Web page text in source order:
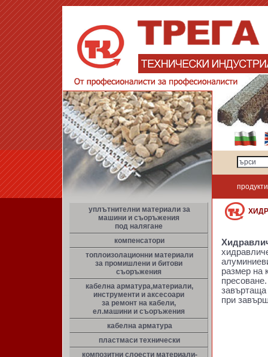
продукти
уплътнителни материали за
машини и съоръжения
под налягане
компенсатори
топлоизолационни материали
за промишлени и битови
съоръжения
кабелна арматура,материали,
инструменти и аксесоари
за ремонт на кабели,
ел.машини и съоръжения
кабелна арматура
пластмаси технически
композитни слоести материали-
размер на
завъртаща
при